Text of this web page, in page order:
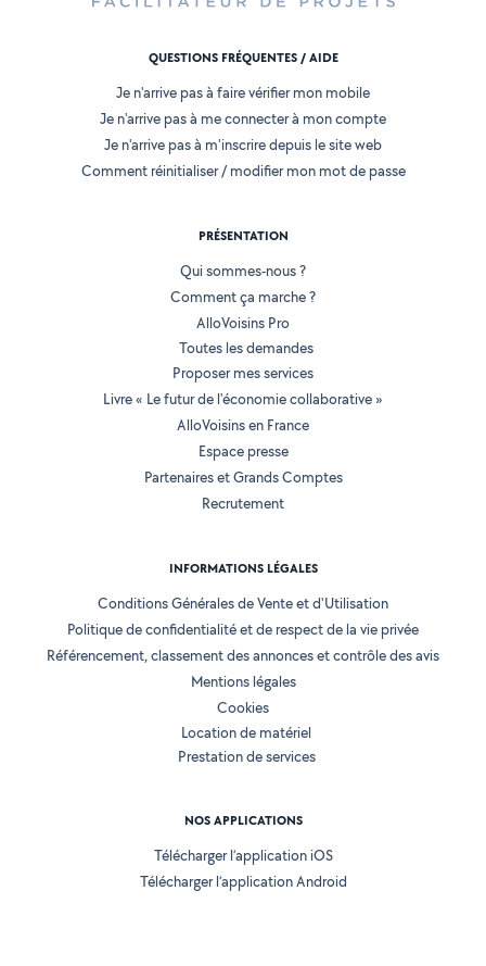
QUESTIONS FRÉQUENTES / AIDE
Je n'arrive pas à faire vérifier mon mobile
Je n'arrive pas à me connecter à mon compte
Je n'arrive pas à m'inscrire depuis le site web
Comment réinitialiser / modifier mon mot de passe
PRÉSENTATION
Qui sommes-nous ?
Comment ça marche ?
AlloVoisins Pro
Toutes les demandes
Proposer mes services
Livre « Le futur de l'économie collaborative »
AlloVoisins en France
Espace presse
Partenaires et Grands Comptes
Recrutement
INFORMATIONS LÉGALES
Conditions Générales de Vente et d'Utilisation
Politique de confidentialité et de respect de la vie privée
Référencement, classement des annonces et contrôle des avis
Mentions légales
Cookies
Location de matériel
Prestation de services
NOS APPLICATIONS
Télécharger l’application iOS
Télécharger l’application Android